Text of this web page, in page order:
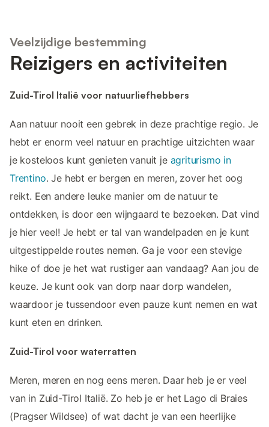
Veelzijdige bestemming
Reizigers en activiteiten
Zuid-Tirol Italië voor natuurliefhebbers
Aan natuur nooit een gebrek in deze prachtige regio. Je
hebt er enorm veel natuur en prachtige uitzichten waar
je kosteloos kunt genieten vanuit je agriturismo in
Trentino. Je hebt er bergen en meren, zover het oog
reikt. Een andere leuke manier om de natuur te
ontdekken, is door een wijngaard te bezoeken. Dat vind
je hier veel! Je hebt er tal van wandelpaden en je kunt
uitgestippelde routes nemen. Ga je voor een stevige
hike of doe je het wat rustiger aan vandaag? Aan jou de
keuze. Je kunt ook van dorp naar dorp wandelen,
waardoor je tussendoor even pauze kunt nemen en wat
kunt eten en drinken.
Zuid-Tirol voor waterratten
Meren, meren en nog eens meren. Daar heb je er veel
van in Zuid-Tirol Italië. Zo heb je er het Lago di Braies
(Pragser Wildsee) of wat dacht je van een heerlijke